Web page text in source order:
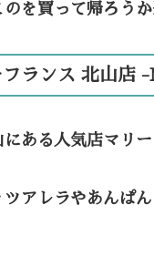
を買って帰ろうか
フランス 北山
ある人気店マリー
ツアレラやあんぱ